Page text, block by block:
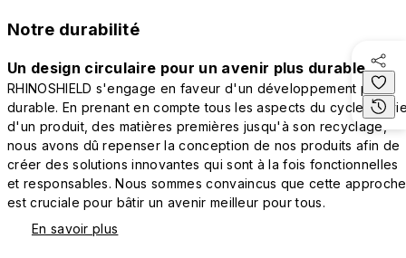
Notre durabilité
Un design circulaire pour un avenir plus durable
RHINOSHIELD s'engage en faveur d'un développement plus
durable. En prenant en compte tous les aspects du cycle de
d'un produit, des matières premières jusqu'à son recyclage,
nous avons dû repenser la conception de nos produits afin de
créer des solutions innovantes qui sont à la fois fonctionnelles
et responsables. Nous sommes convaincus que cette approche
est cruciale pour bâtir un avenir meilleur pour tous.
En savoir plus